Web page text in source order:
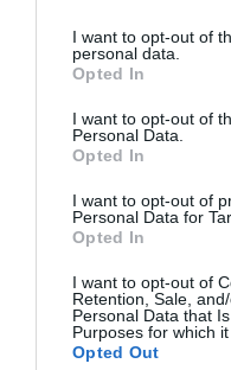
I want to opt-out of
personal data.
Opted In
I want to opt-out of
Personal Data.
Opted In
I want to opt-out of
Personal Data for
Opted In
I want to opt-out of
Retention, Sale,
Personal Data that
Purposes for which it
Opted Out